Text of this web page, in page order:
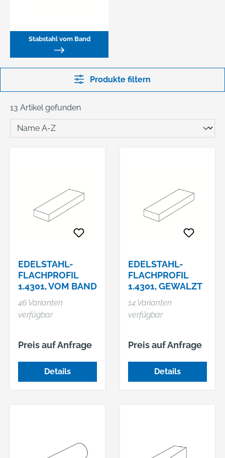
Stabstahl vom Band
Produkte filtern
13 Artikel gefunden
EDELSTAHL-
FLACHPROFIL
1.4301, VOM BAND
46 Varianten
verfügbar
Preis auf Anfrage
Details
EDELSTAHL-
FLACHPROFIL
1.4301, GEWALZT
14 Varianten
verfügbar
Preis auf Anfrage
Details